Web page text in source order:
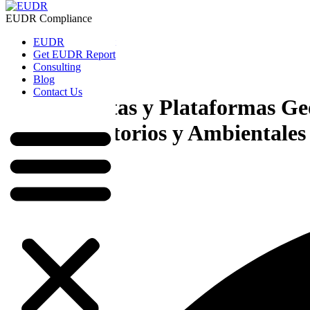
Ir al contenido
Get EUDR Report
Consulting
Blog
Contact Us
EUDR Compliance
EUDR
Get EUDR Report
Consulting
Blog
Contact Us
Herramientas y Plataformas
Uso Regulatorios y Ambientales